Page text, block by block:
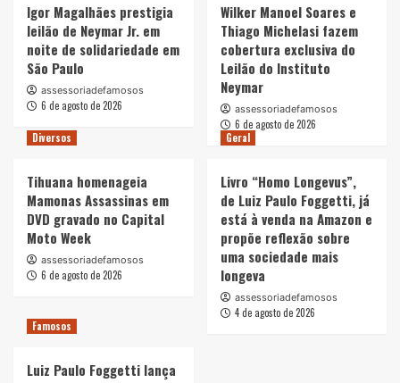
Igor Magalhães prestigia
leilão de Neymar Jr. em
noite de solidariedade em
São Paulo
assessoriadefamosos
6 de agosto de 2026
Wilker Manoel Soares e
Thiago Michelasi fazem
cobertura exclusiva do
Leilão do Instituto
Neymar
assessoriadefamosos
6 de agosto de 2026
Diversos
Tihuana homenageia
Mamonas Assassinas em
DVD gravado no Capital
Moto Week
assessoriadefamosos
6 de agosto de 2026
Geral
Livro “Homo Longevus”,
de Luiz Paulo Foggetti, já
está à venda na Amazon e
propõe reflexão sobre
uma sociedade mais
longeva
assessoriadefamosos
4 de agosto de 2026
Famosos
Luiz Paulo Foggetti lança